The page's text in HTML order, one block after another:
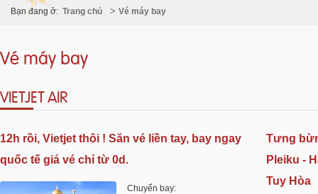
Bạn đang ở: Trang chủ Vé máy bay
Vé máy bay
VIETJET AIR
12h rồi, Vietjet thôi ! Săn vé liền tay, bay ngay
quốc tế giá vé chỉ từ 0d.
Chuyến bay:
Tưng
Pleiku -
Tuy Hòa